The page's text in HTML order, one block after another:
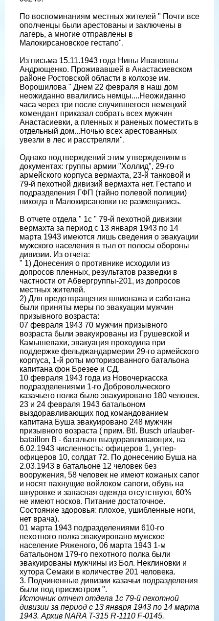
По воспоминаниям местных жителей " Почти все
ополченцы были арестованы и заключены в
лагерь, а многие отправлены в
Малокирсановское гестапо".
Из письма 15.11.1943 года Нины Ивановны
Андрющенко. Проживавшей в Анастасиевском
районе Ростовской области в колхозе им.
Ворошилова " Днем 22 февраля в наш дом
неожиданно ввалились немцы....Неожиданно
часа через три после случившегося немецкий
комендант приказал собрать всех мужчин
Анастасиевки, а пленных и раненых поместить в
отдельный дом...Ночью всех арестованных
увезли в лес и расстреляли".
Однако подтверждений этим утверждениям в
документах: группы армии "Холлид", 29-го
армейского корпуса вермахта, 23-й танковой и
79-й пехотной дивизий вермахта нет. Гестапо и
подразделения ГФП (тайно полевой полиции)
никогда в Малокирсановки не размещались.
В отчете отдела " 1с " 79-й пехотной дивизии
вермахта за период с 13 января 1943 по 14
марта 1943 имеются лишь сведения о эвакуации
мужского населения в тыл от полосы обороны
дивизии. Из отчета:
" 1) Донесения о противнике исходили из
допросов пленных, результатов разведки в
частности от Абвергруппы-201, из допросов
местных жителей.
2) Для предотвращения шпионажа и саботажа
были приняты меры по эвакуации мужчин
призывного возраста:
07 февраля 1943 70 мужчин призывного
возраста были эвакуированы из Грушевской и
Камышевахи, эвакуация проходила при
поддержке фельджандармерии 29-го армейского
корпуса, 1-й роты моторизованного батальона
капитана фон Брезее и СД.
10 февраля 1943 года из Новочеркасска
подразделениями 1-го Добровольческого
казачьего полка было эвакуировано 180 человек.
23 и 24 февраля 1943 батальоном
выздоравливающих под командованием
капитана Буша эвакуировано 248 мужчин
призывного возраста ( прим. Btl. Busch urlauber-
bataillon B - батальон выздоравливающих, на
6.02.1943 численность: офицеров 1, унтер-
офицеров 10, солдат 72. По донесению Буша на
2.03.1943 в батальоне 12 человек без
вооружения, 58 человек не имеют кожаных сапог
и носят пахнущие войлоком сапоги, обувь на
шнуровке и запасная одежда отсутствуют, 60%
не имеют носков. Питание достаточное.
Состояние здоровья: плохое, ушибленные ноги,
нет врача).
01 марта 1943 подразделениями 610-го
пехотного полка эвакуировано мужское
население Ряженого, 06 марта 1943 1-м
батальоном 179-го пехотного полка были
эвакуированы мужчины из Бол. Неклиновки и
хутора Семаки в количестве 201 человека.
3. Подчиненные дивизии казачьи подразделения
были под присмотром ".
Источник отчет отдела 1с 79-й пехотной
дивизии за период с 13 января 1943 по 14 марта
1943. Архив NARA T-315 R-1110 F-0145.